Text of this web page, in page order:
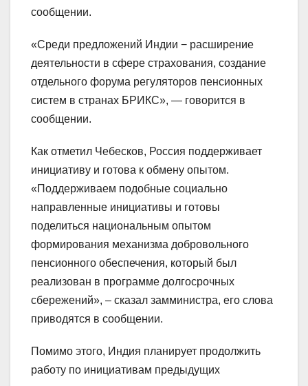
сообщении.
«Среди предложений Индии − расширение
деятельности в сфере страхования, создание
отдельного форума регуляторов пенсионных
систем в странах БРИКС», — говорится в
сообщении.
Как отметил Чебесков, Россия поддерживает
инициативу и готова к обмену опытом.
«Поддерживаем подобные социально
направленные инициативы и готовы
поделиться национальным опытом
формирования механизма добровольного
пенсионного обеспечения, который был
реализован в программе долгосрочных
сбережений», – сказал замминистра, его слова
приводятся в сообщении.
Помимо этого, Индия планирует продолжить
работу по инициативам предыдущих